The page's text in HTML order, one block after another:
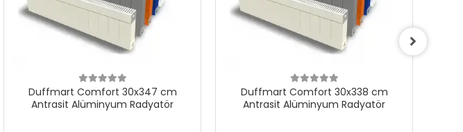
Duffmart Comfort 30x347 cm
Antrasit Alüminyum Radyatör
Duffmart Comfort 30x338 cm
Antrasit Alüminyum Radyatör